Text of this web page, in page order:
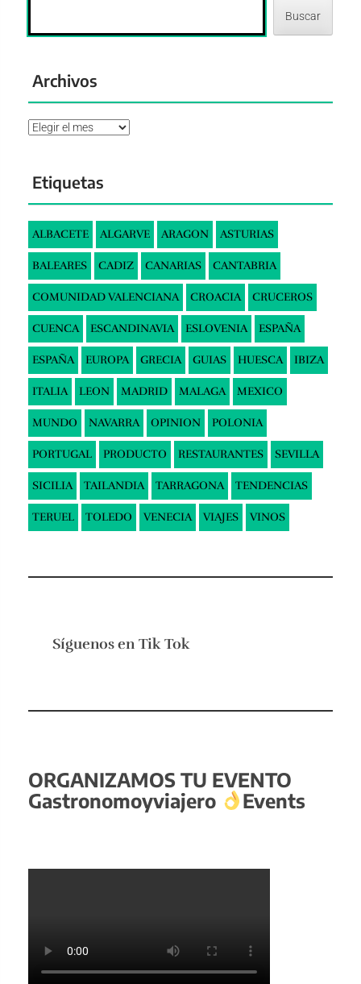
Buscar
Archivos
Archivos
Etiquetas
ALBACETE ALGARVE ARAGON ASTURIAS
BALEARES CADIZ CANARIAS CANTABRIA
COMUNIDAD VALENCIANA CROACIA CRUCEROS
CUENCA ESCANDINAVIA ESLOVENIA ESPAÑA
ESPAÑA EUROPA GRECIA GUIAS HUESCA IBIZA
ITALIA LEON MADRID MALAGA MEXICO
MUNDO NAVARRA OPINION POLONIA
PORTUGAL PRODUCTO RESTAURANTES SEVILLA
SICILIA TAILANDIA TARRAGONA TENDENCIAS
TERUEL TOLEDO VENECIA VIAJES VINOS
Síguenos en Tik Tok
ORGANIZAMOS TU EVENTO
Gastronomoyviajero
Events